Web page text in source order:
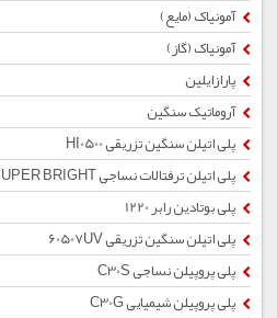
آمونیاک (مایع)
آمونیاک (گاز)
پارازایلین
آروماتیک سنگین
پلی اتیلن سنگین تزریقی HI0500
پلی اتیلن ترفتالات نساجی SUPER BRIGHT
پلی بوتادین رابر 1220
پلی اتیلن سنگین تزریقی 60507UV
پلی پروپیلن نساجی C30S
پلی پروپیلن شیمیایی C30G